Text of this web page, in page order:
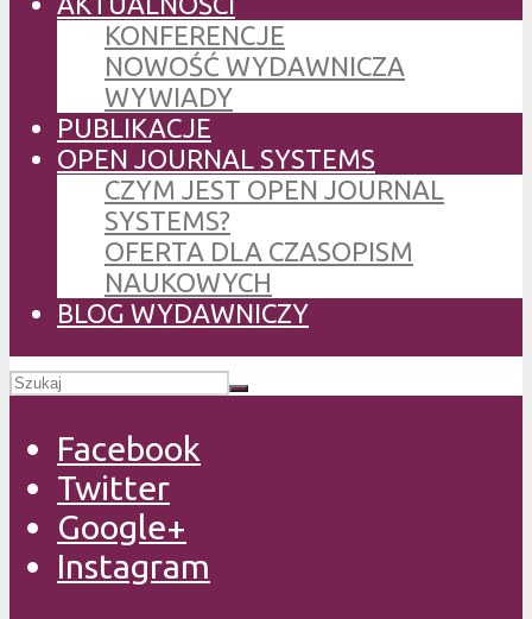
KONFERENCJE
NOWOŚĆ WYDAWNICZA
WYWIADY
PUBLIKACJE
OPEN JOURNAL SYSTEMS
CZYM JEST OPEN JOURNAL
SYSTEMS?
OFERTA DLA CZASOPISM
NAUKOWYCH
BLOG WYDAWNICZY
Facebook
Twitter
Google+
Instagram